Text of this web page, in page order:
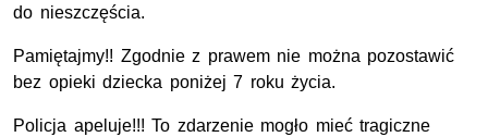
do nieszczęścia.
Pamiętajmy!! Zgodnie z prawem nie można pozostawić
bez opieki dziecka poniżej 7 roku życia.
Policja apeluje!!! To zdarzenie mogło mieć tragiczne